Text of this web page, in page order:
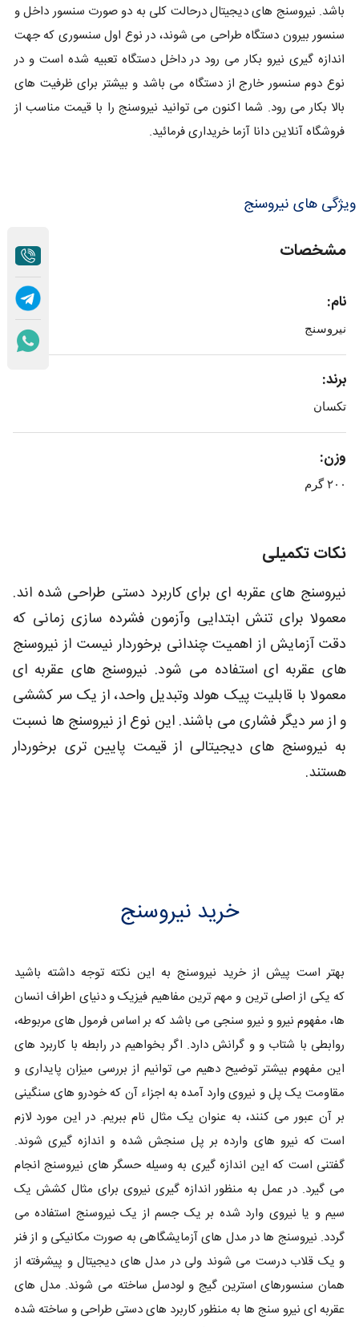
باشد. نیروسنج های دیجیتال درحالت کلی به دو صورت سنسور داخل و
سنسور بیرون دستگاه طراحی می شوند، در نوع اول سنسوری که جهت
اندازه گیری نیرو بکار می رود در داخل دستگاه تعبیه شده است و در
نوع دوم سنسور خارج از دستگاه می باشد و بیشتر برای ظرفیت های
بالا بکار می رود. شما اکنون می توانید نیروسنج را با قیمت مناسب از
فروشگاه آنلاین دانا آزما خریداری فرمائید.
ویژگی های نیروسنج
مشخصات
نام:
نیروسنج
برند:
تکسان
وزن:
۲۰۰ گرم
نکات تکمیلی
نیروسنج های عقربه ای برای کاربرد دستی طراحی شده اند.
معمولا برای تنش ابتدایی وآزمون فشرده سازی زمانی که
دقت آزمایش از اهمیت چندانی برخوردار نیست از نیروسنج
های عقربه ای استفاده می شود. نیروسنج های عقربه ای
معمولا با قابلیت پیک هولد وتبدیل واحد، از یک سر کششی
و از سر دیگر فشاری می باشند. این نوع از نیروسنج ها نسبت
به نیروسنج های دیجیتالی از قیمت پایین تری برخوردار
هستند.
خرید نیروسنج
بهتر است پیش از خرید نیروسنج به این نکته توجه داشته باشید
که یکی از اصلی ترین و مهم ترین مفاهیم فیزیک و دنیای اطراف انسان
ها، مفهوم نیرو و نیرو سنجی می باشد که بر اساس فرمول های مربوطه،
روابطی با شتاب و و گرانش دارد. اگر بخواهیم در رابطه با کاربرد های
این مفهوم بیشتر توضیح دهیم می توانیم از بررسی میزان پایداری و
مقاومت یک پل و نیروی وارد آمده به اجزاء آن که خودرو های سنگینی
بر آن عبور می کنند، به عنوان یک مثال نام ببریم. در این مورد لازم
است که نیرو های وارده بر پل سنجش شده و اندازه گیری شوند.
گفتنی است که این اندازه گیری به وسیله حسگر های نیروسنج انجام
می گیرد. در عمل به منظور اندازه گیری نیروی برای مثال کشش یک
سیم و یا نیروی وارد شده بر یک جسم از یک نیروسنج استفاده می
گردد. نیروسنج ها در مدل های آزمایشگاهی به صورت مکانیکی و از فنر
و یک قلاب درست می شوند ولی در مدل های دیجیتال و پیشرفته از
همان سنسورهای استرین گیج و لودسل ساخته می شوند. مدل های
عقربه ای نیرو سنج ها به منظور کاربرد های دستی طراحی و ساخته شده